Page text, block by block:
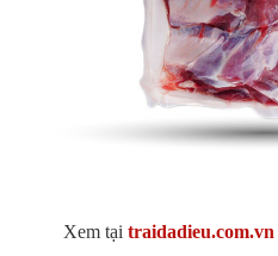
Xem tại traidadieu.com.vn